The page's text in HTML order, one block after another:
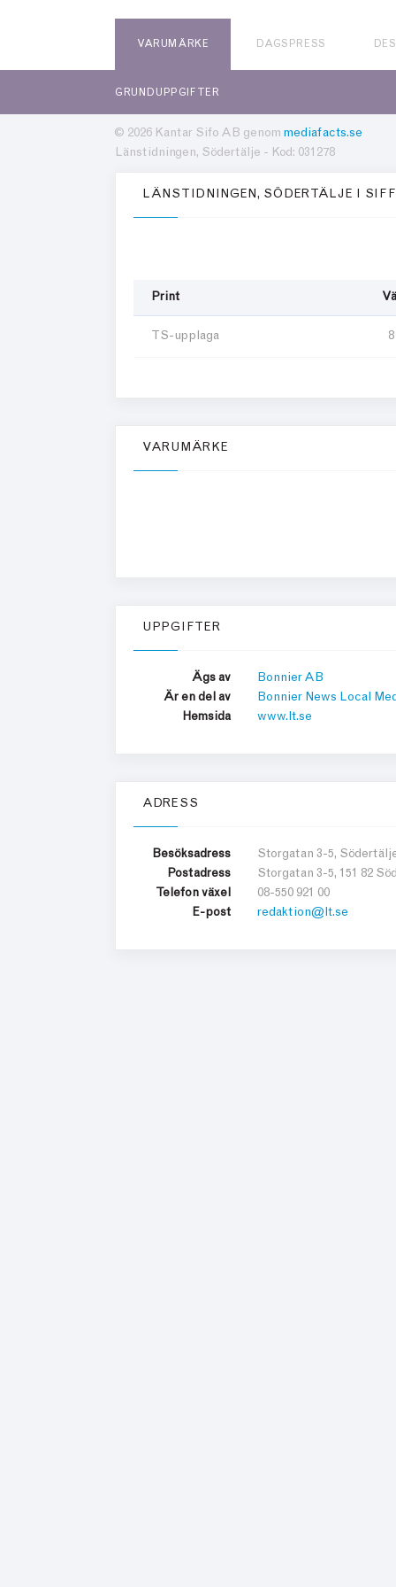
VARUMÄRKE DAGSPRESS
GRUNDUPPGIFTER
© 2026 Kantar Sifo AB genom mediafacts.se
Länstidningen, Södertälje - Kod: 031278
LÄNSTIDNINGEN, SÖDERTÄLJE I
Print
TS-upplaga
VARUMÄRKE
UPPGIFTER
Ägs av
Bonnier AB
Är en del av
Bonnier News Local
Hemsida
www.lt.se
ADRESS
Besöksadress
Storgatan 3-5,
Postadress
Storgatan 3-5, 151 82
Telefon växel
08-550 921 00
E-post
redaktion@lt.se